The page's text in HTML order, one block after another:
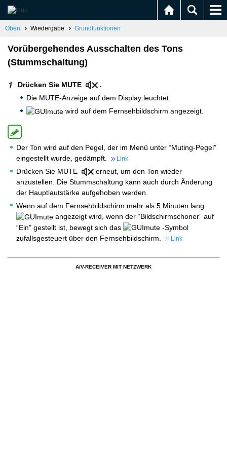
Oben Wiedergabe Grundfunktionen
Vorübergehendes Ausschalten des Tons
(Stummschaltung)
Drücken Sie MUTE
.
Die MUTE-Anzeige auf dem Display leuchtet.
wird auf dem Fernsehbildschirm angezeigt.
Der Ton wird auf den Pegel, der im Menü unter “Muting-Pegel”
eingestellt wurde, gedämpft.
Link
Drücken Sie MUTE
erneut, um den Ton wieder
anzustellen. Die Stummschaltung kann auch durch Änderung
der Hauptlautstärke aufgehoben werden.
Wenn auf dem Fernsehbildschirm mehr als 5 Minuten lang
angezeigt wird, wenn der “Bildschirmschoner” auf
“Ein” gestellt ist, bewegt sich das
-Symbol
zufallsgesteuert über den Fernsehbildschirm.
Link
A/V-RECEIVER MIT NETZWERK